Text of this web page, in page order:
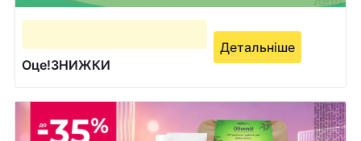
Оце!ЗНИЖКИ
Детальніше